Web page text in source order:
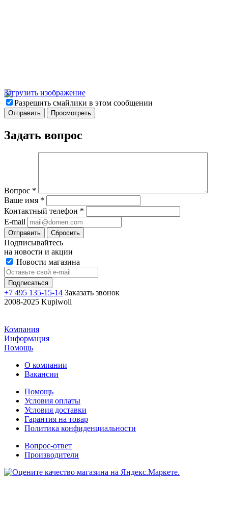
Загрузить изображение
Разрешить смайлики в этом сообщении
Задать вопрос
Вопрос *
Ваше имя *
Контактный телефон *
E-mail
Отправить Сбросить
Подписывайтесь
на новости и акции
Новости магазина
+7 495 135-15-14 Заказать звонок
2008-2025 Kupiwoll
Компания
Информация
Помощь
О компании
Вакансии
Помощь
Условия оплаты
Условия доставки
Гарантия на товар
Политика конфиденциальности
Вопрос-ответ
Производители